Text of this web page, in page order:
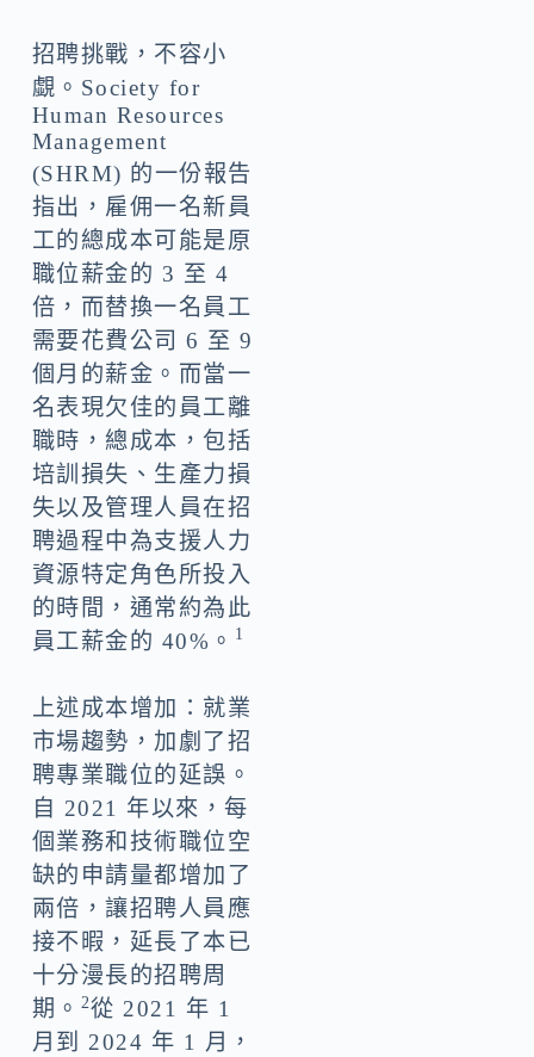
招聘挑戰，不容小
覷。Society for
Human Resources
Management
(SHRM) 的一份報告
指出，雇佣一名新員
工的總成本可能是原
職位薪金的 3 至 4
倍，而替換一名員工
需要花費公司 6 至 9
個月的薪金。而當一
名表現欠佳的員工離
職時，總成本，包括
培訓損失、生產力損
失以及管理人員在招
聘過程中為支援人力
資源特定角色所投入
的時間，通常約為此
員工薪金的 40%。 1
上述成本增加：就業
市場趨勢，加劇了招
聘專業職位的延誤。
自 2021 年以來，每
個業務和技術職位空
缺的申請量都增加了
兩倍，讓招聘人員應
接不暇，延長了本已
十分漫長的招聘周
期。 2從 2021 年 1
月到 2024 年 1 月，